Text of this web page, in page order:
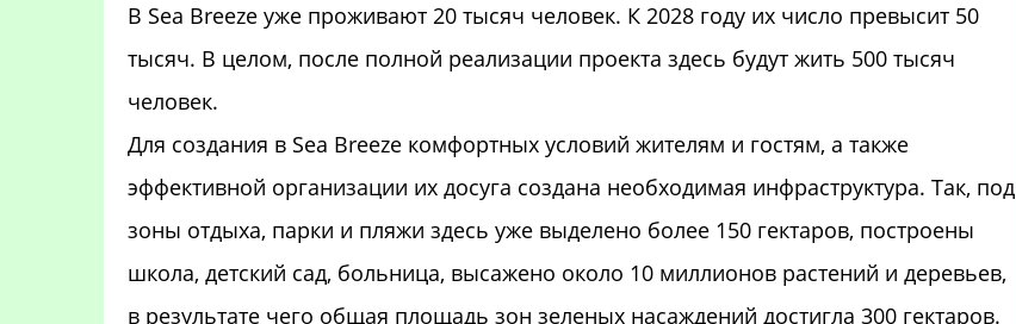
В Sea Breeze уже проживают 20 тысяч человек. К 2028 году их число превысит 50
тысяч. В целом, после полной реализации проекта здесь будут жить 500 тысяч
человек.
Для создания в Sea Breeze комфортных условий жителям и гостям, а также
эффективной организации их досуга создана необходимая инфраструктура. Так, под
зоны отдыха, парки и пляжи здесь уже выделено более 150 гектаров, построены
школа, детский сад, больница, высажено около 10 миллионов растений и деревьев,
в результате чего общая площадь зон зеленых насаждений достигла 300 гектаров.